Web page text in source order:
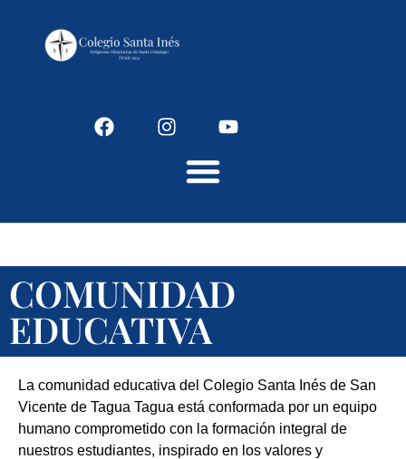
COMUNIDAD
EDUCATIVA
La comunidad educativa del Colegio Santa Inés de San
Vicente de Tagua Tagua está conformada por un equipo
humano comprometido con la formación integral de
nuestros estudiantes, inspirado en los valores y